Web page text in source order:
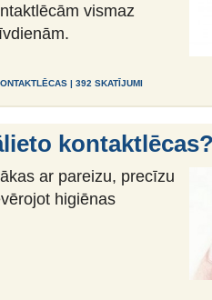
vismaz
| 392 SKATĪJUMI
ar pareizu, precīzu
higiēnas